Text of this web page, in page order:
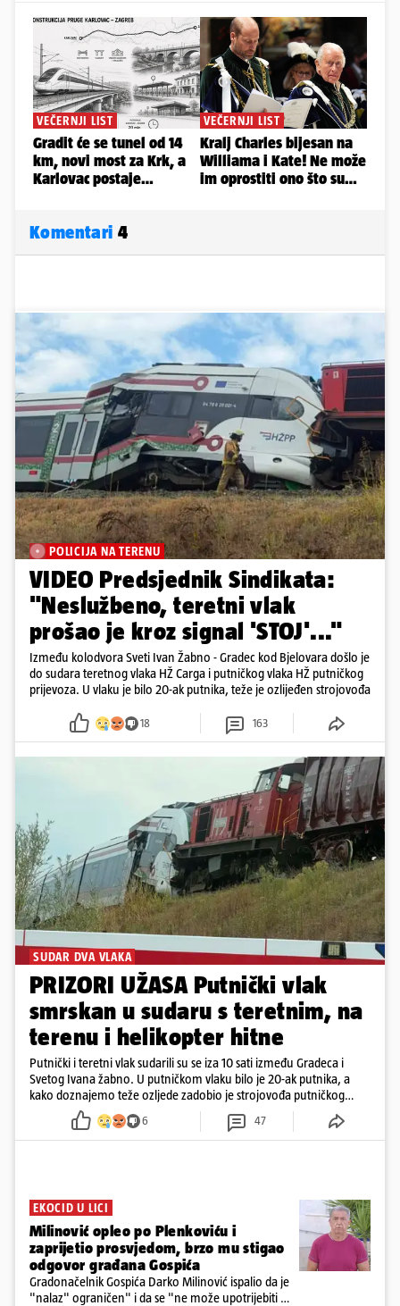
Komentari 4
POLICIJA NA TERENU
VIDEO Predsjednik Sindikata:
"Neslužbeno, teretni vlak
prošao je kroz signal 'STOJ'..."
Između kolodvora Sveti Ivan Žabno - Gradec kod Bjelovara došlo je
do sudara teretnog vlaka HŽ Carga i putničkog vlaka HŽ putničkog
prijevoza. U vlaku je bilo 20-ak putnika, teže je ozlijeđen strojovođa
18 163
SUDAR DVA VLAKA
PRIZORI UŽASA Putnički vlak
smrskan u sudaru s teretnim, na
terenu i helikopter hitne
Putnički i teretni vlak sudarili su se iza 10 sati između Gradeca i
Svetog Ivana žabno. U putničkom vlaku bilo je 20-ak putnika, a
kako doznajemo teže ozljede zadobio je strojovođa putničkog
vlaka. Zatvoren je promet, a fotoreporteri Prigorskog objavili su
prve snimke s mjesta sudara
6 47
EKOCID U LICI
Milinović opleo po Plenkoviću i
zaprijetio prosvjedom, brzo mu stigao
odgovor građana Gospića
Gradonačelnik Gospića Darko Milinović ispalio da je
"nalaz" ograničen" i da se "ne može upotrijebiti za